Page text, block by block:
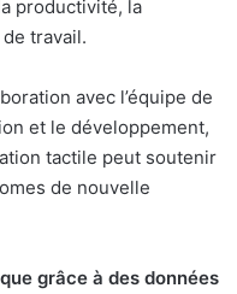
productivité, la
travail.
avec l’équipe de
et le développement,
tactile peut soutenir
de nouvelle
grâce à des données